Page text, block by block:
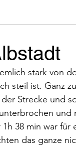
stark von
steil ist. Ganz
Strecke und
und
38 min war für
das ganze